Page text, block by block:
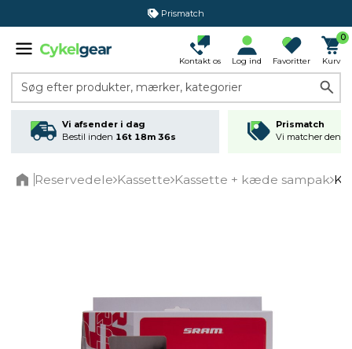
Prismatch
Kontakt os Log ind Favoritter
0
Kurv
Søg efter produkter, mærker, kategorier
Vi afsender i dag
Bestil inden 16t 18m 36s
Prismatch
Vi matcher den
Reservedele Kassette Kassette + kæde sampak